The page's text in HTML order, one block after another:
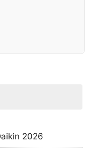
2026